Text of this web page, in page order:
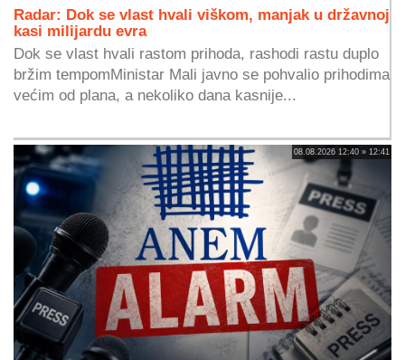
Radar: Dok se vlast hvali viškom, manjak u državnoj
kasi milijardu evra
Dok se vlast hvali rastom prihoda, rashodi rastu duplo
bržim tempomMinistar Mali javno se pohvalio prihodima
većim od plana, a nekoliko dana kasnije...
08.08.2026 12:40 » 12:41